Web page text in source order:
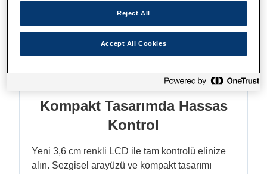
EcoTank L5390 ile maliyetleri azaltın—%90'a
varan tasarruf edin. 79 kartuşa* eşdeğer
mürekkep şişeleriyle binlerce sayfa yazdırın.
Kompakt Tasarımda Hassas
Kontrol
Yeni 3,6 cm renkli LCD ile tam kontrolü elinize
alın. Sezgisel arayüzü ve kompakt tasarımı
Reject All
Accept All Cookies